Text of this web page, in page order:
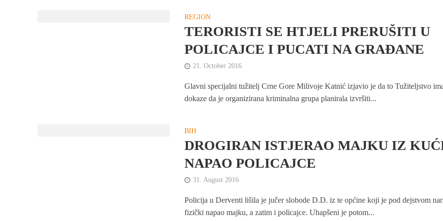
REGION
TERORISTI SE HTJELI PRERUŠITI U
POLICAJCE I PUCATI NA GRAĐANE
21. October 2016
Glavni specijalni tužitelj Crne Gore Milivoje Katnić izjavio je da to Tužiteljstvo
dokaze da je organizirana kriminalna grupa planirala izvršiti...
BIH
DROGIRAN ISTJERAO MAJKU IZ
NAPAO POLICAJCE
31. August 2016
Policija u Derventi lišila je jučer slobode D.D. iz te općine koji je pod dejstvom
fizički napao majku, a zatim i policajce. Uhapšeni je potom...